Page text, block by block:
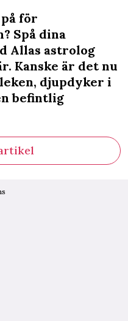
för
Spå dina
Allas astrolog
Kanske är det nu
djupdyker i
befintlig